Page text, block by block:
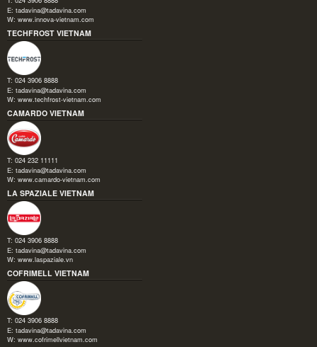
E: tadavina@tadavina.com
W: www.innova-vietnam.com
TECHFROST VIETNAM
T: 024 3906 8888
E: tadavina@tadavina.com
W: www.techfrost-vietnam.com
CAMARDO VIETNAM
T: 024 232 11111
E: tadavina@tadavina.com
W: www.camardo-vietnam.com
LA SPAZIALE VIETNAM
T: 024 3906 8888
E: tadavina@tadavina.com
W: www.laspaziale.vn
COFRIMELL VIETNAM
T: 024 3906 8888
E: tadavina@tadavina.com
W: www.cofrimellvietnam.com